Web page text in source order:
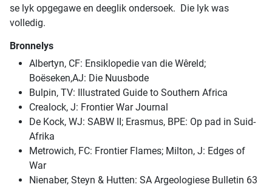
se lyk opgegawe en deeglik ondersoek. Die lyk was
volledig.
Bronnelys
Albertyn, CF: Ensiklopedie van die Wêreld;
Boëseken,AJ: Die Nuusbode
Bulpin, TV: Illustrated Guide to Southern Africa
Crealock, J: Frontier War Journal
De Kock, WJ: SABW II; Erasmus, BPE: Op pad in Suid-
Afrika
Metrowich, FC: Frontier Flames; Milton, J: Edges of
War
Nienaber, Steyn & Hutten: SA Argeologiese Bulletin 63